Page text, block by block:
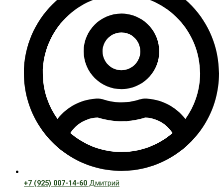
+7 (925) 007-14-60 Дмитрий